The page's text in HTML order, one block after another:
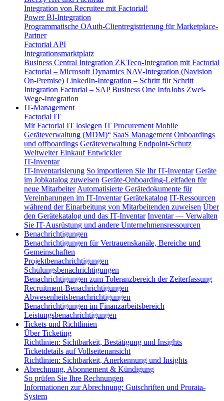
Integration von Recruitee mit Factorial!
Power BI-Integration
Programmatische OAuth-Clientregistrierung für Marketplace-
Partner
Factorial API
Integrationsmarktplatz
Business Central Integration ZKTeco-Integration mit Factorial
Factorial – Microsoft Dynamics NAV-Integration (Navision
On-Premise) LinkedIn-Integration – Schritt für Schritt
Integration Factorial – SAP Business One InfoJobs Zwei-
Wege-Integration
IT-Management
Factorial IT
Mit Factorial IT loslegen IT Procurement Mobile
Geräteverwaltung (MDM)“ SaaS Management Onboardings
und offboardings Geräteverwaltung Endpoint-Schutz
Weltweiter EinkaufEntwickler
IT-Inventar
IT-Inventarisierung So importieren Sie Ihr IT-Inventar Geräte
im Jobkatalog zuweisen Geräte-Onboarding-Leitfaden für
neue Mitarbeiter Automatisierte Gerätedokumente für
Vereinbarungen im IT-Inventar Gerätekatalog IT-Ressourcen
während der Einarbeitung von Mitarbeitenden zuweisen Über
den Gerätekatalog und das IT-Inventar Inventar — Verwalten
Sie IT-Ausrüstung und andere Unternehmensressourcen
Benachrichtigungen
Benachrichtigungen für Vertrauenskanäle, Bereiche und
Gemeinschaften
Projektbenachrichtigungen
Schulungsbenachrichtigungen
Benachrichtigungen zum Toleranzbereich der Zeiterfassung
Recruitment-Benachrichtigungen
Abwesenheitsbenachrichtigungen
Benachrichtigungen im Finanzarbeitsbereich
Leistungsbenachrichtigungen
Tickets und Richtlinien
Über Ticketing
Richtlinien: Sichtbarkeit, Bestätigung und Insights
Ticketdetails auf Vollseitenansicht
Richtlinien: Sichtbarkeit, Anerkennung und Insights
Abrechnung, Abonnement & Kündigung
So prüfen Sie Ihre Rechnungen
Informationen zur Abrechnung: Gutschriften und Prorata-
System